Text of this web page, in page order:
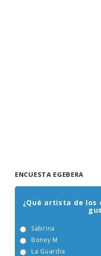
ENCUESTA EGEBERA
¿Qué artista de los
Sabrina
Boney M
La Guardia